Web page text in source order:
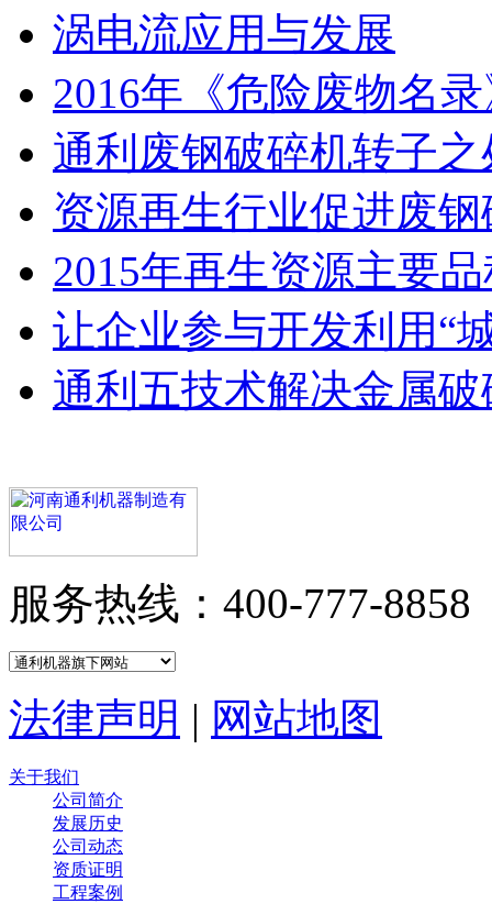
涡电流应用与发展
2016年《危险废物名
通利废钢破碎机转子之
资源再生行业促进废
2015年再生资源主要
让企业参与开发利用“
通利五技术解决金属
服务热线：400-777-8858
法律声明 | 网站地图
关于我们
公司简介
发展历史
公司动态
资质证明
工程案例